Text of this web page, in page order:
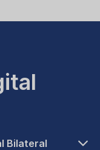
Bilateral